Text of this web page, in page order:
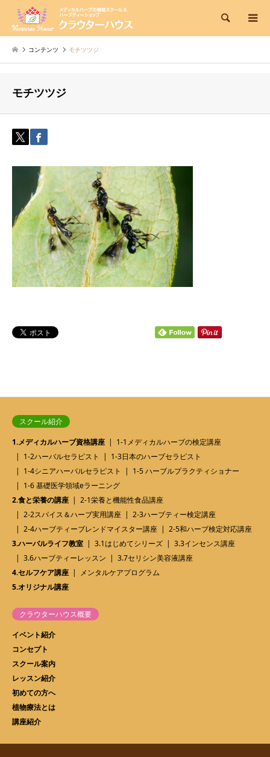
検索
コンテンツ モチツツジ
モチツツジ
スクール紹介
1.メディカルハーブ資格講座
1-1メディカルハーブの検定講座
1-2ハーバルセラピスト
1-3日本のハーブセラピスト
1-4シニアハーバルセラピスト
1-5 ハーブルプラクティショナー
1-6 基礎医学領域eラーニング
2.食と栄養の講座
2-1栄養と機能性食品講座
2-2スパイス＆ハーブ実用講座
2-3ハーブティー検定講座
2-4ハーブティーブレンドマイスター講座
2-5和ハーブ検定対応講座
3.ハーバルライフ教室
3.1はじめてシリーズ
3.3インセンス講座
3.6ハーブティーレッスン
3.7セリシン美容液講座
4.セルフケア講座
メンタルケアプログラム
5.オリジナル講座
クラウターハウス概要
イベント紹介
コンセプト
スクール案内
レッスン紹介
初めての方へ
植物療法とは
講座紹介